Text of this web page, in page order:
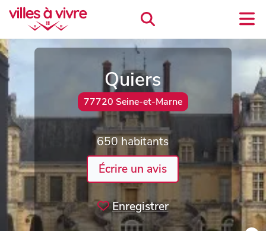
Quiers
77720 Seine-et-Marne
650 habitants
Écrire un avis
Enregistrer